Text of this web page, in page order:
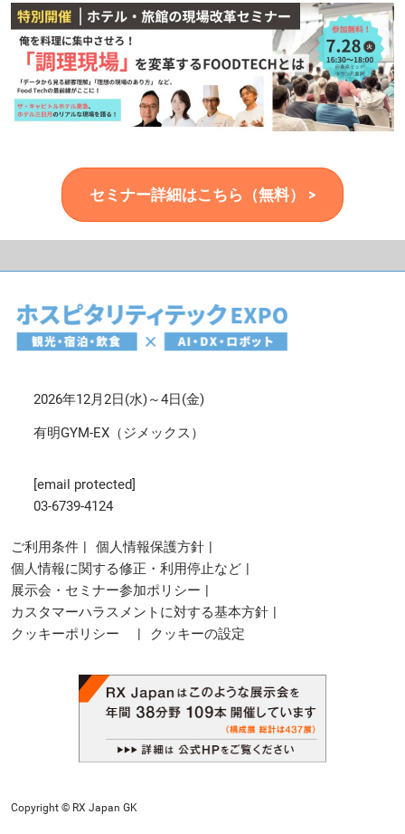
セミナー詳細はこちら（無料） >
2026年12月2日(水)～4日(金)
有明GYM-EX（ジメックス）
[email protected]
03-6739-4124
ご利用条件
個人情報保護方針
個人情報に関する修正・利用停止など
展示会・セミナー参加ポリシー
カスタマーハラスメントに対する基本方針
クッキーポリシー
クッキーの設定
Copyright © RX Japan GK